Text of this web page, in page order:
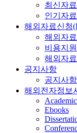
최신자료
인기자료
해외자료신청
해외자
비용지
해외자
공지사항
공지사항
해외전자정보
Ebooks